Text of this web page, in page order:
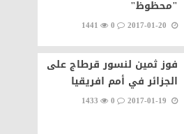
"محظوظ"
0
1441
فوز ثمين لنسور قرطاج على
الجزائر في أمم افريقيا
0
1433